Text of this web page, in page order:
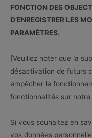
FONCTION DES
D’ENREGISTRER LES
PARAMÈTRES.
[Veuillez noter que la
désactivation de futurs
empêcher le
fonctionnalités sur
Si vous souhaitez en
vos données